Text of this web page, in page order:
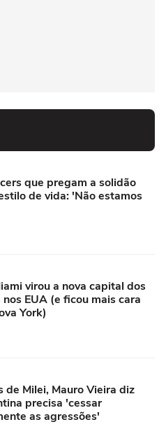
que pregam a solidão
de vida: 'Não estamos
virou a nova capital dos
EUA (e ficou mais cara
York)
de Milei, Mauro Vieira diz
precisa 'cessar
as agressões'